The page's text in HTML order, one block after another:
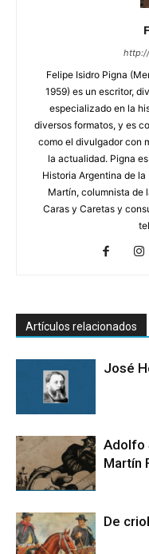
Felipe Isidro Pigna
1959) es un escritor,
especializado en la
diversos formatos, y es
como el divulgador con
la actualidad. Pigna
Historia Argentina de
Martín, columnista de
Caras y Caretas y
Artículos relacionados
José
Adolfo
Martín
De